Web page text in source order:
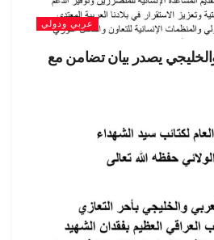
عربي ودولي
يصدر بيان تضامن مع